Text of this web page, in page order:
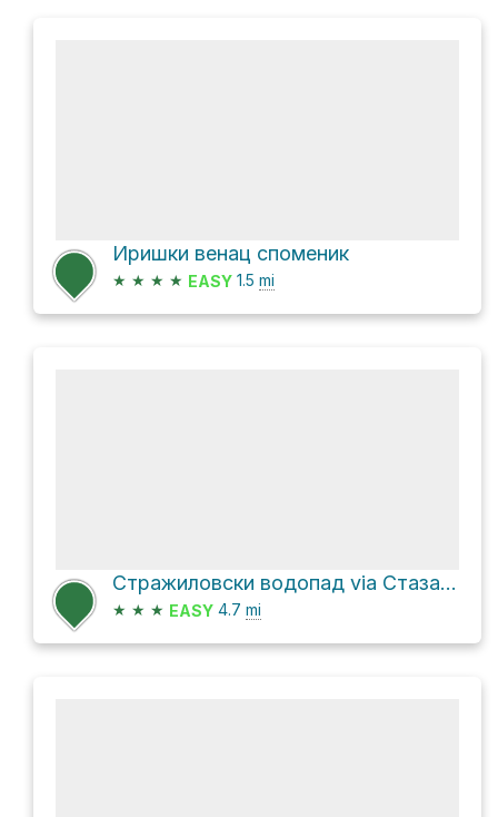
Иришки венац споменик
★ ★ ★ ★ EASY 1.5 mi
Стражиловски водопад via Стаза здравља Стражилово
★ ★ ★ EASY 4.7 mi